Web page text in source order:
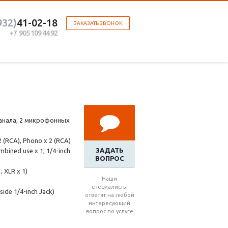
ЗАКАЗАТЬ ЗВОНОК
41-02-18
+7 905 109 44 92
ЗАДАТЬ
ВОПРОС
Наши
специалисты
ответят на любой
интересующий
вопрос по услуге
2 микрофонных
Phono x 2 (RCA)
use х 1, 1/4-inch
х 1)
1/4-inch Jack)